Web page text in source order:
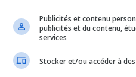
LE DÉBAT PÉQUISTE D’HIER
Publicités et contenu
publicités et du contenu,
services
Stocker et/ou accéder à